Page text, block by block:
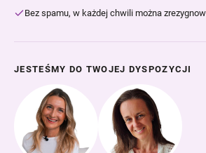
Bez spamu, w każdej chwili można
JESTEŚMY DO TWOJEJ DYSPOZYCJI